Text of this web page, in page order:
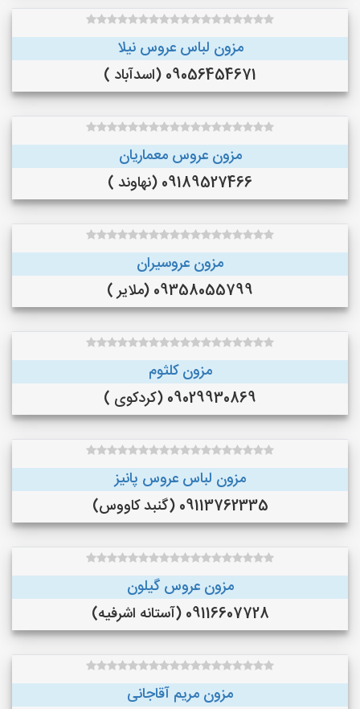
مزون لباس عروس نیلا
09056454671 (اسدآباد )
مزون عروس معماریان
09189527466 (نهاوند )
مزون عروسیران
09358055799 (ملایر )
مزون کلثوم
09029930869 (کردکوی )
مزون لباس عروس پانیز
09113762335 (گنبد کاووس)
مزون عروس گیلون
09116607728 (آستانه اشرفیه)
مزون مریم آقاجانی